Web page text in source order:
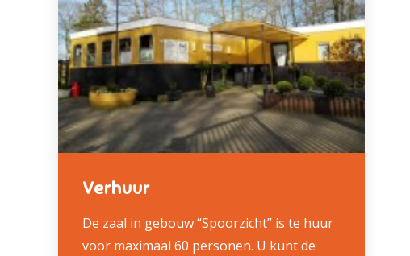
Verhuur
De zaal in gebouw “Spoorzicht” is te huur
voor maximaal 60 personen. U kunt de